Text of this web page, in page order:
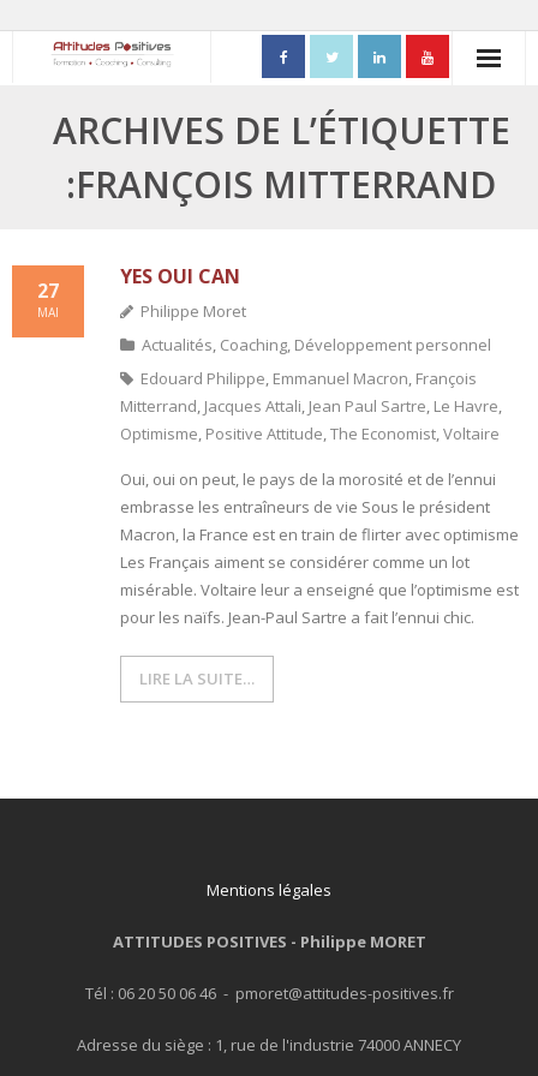
- Process Communication
- Adapter sa posture managériale
- Process Vente
- Ennéagramme
- Triangle de Karpman
- Quality Teams
- L'intelligence émotionnelle
BLOG
ARCHIVES DE L’ÉTIQUETTE
:FRANÇOIS MITTERRAND
YES OUI CAN
27
MAI
Philippe Moret
Actualités, Coaching, Développement personnel
Edouard Philippe, Emmanuel Macron, François
Mitterrand, Jacques Attali, Jean Paul Sartre, Le Havre,
Optimisme, Positive Attitude,The Economist,Voltaire
Oui, oui on peut, le pays de la morosité et de l’ennui
embrasse les entraîneurs de vie Sous le président
Macron, la France est en train de flirter avec optimisme
Les Français aiment se considérer comme un lot
misérable. Voltaire leur a enseigné que l’optimisme est
pour les naïfs. Jean-Paul Sartre a fait l’ennui chic.
LIRE LA SUITE…
Mentions légales
ATTITUDES POSITIVES - Philippe MORET
Tél : 06 20 50 06 46 - pmoret@attitudes-positives.fr
Adresse du siège : 1, rue de l'industrie 74000 ANNECY